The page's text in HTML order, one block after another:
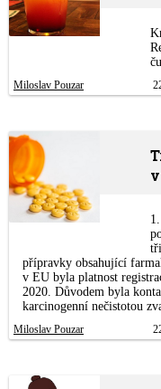
Miloslav Pouzar
přípravky obsahující
v EU byla platnost
2020. Důvodem byla
karcinogenní nečistotou
Miloslav Pouzar